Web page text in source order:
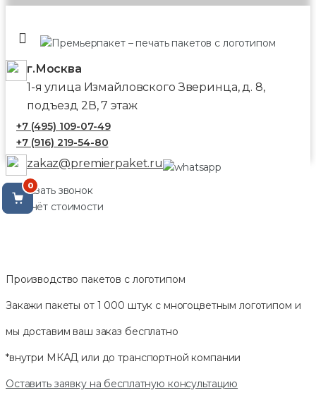
г.Москва
1-я улица Измайловского Зверинца, д. 8,
подъезд 2В, 7 этаж
+7 (495) 109-07-49
+7 (916) 219-54-80
zakaz@premierpaket.ru
Заказать звонок
Расчёт стоимости
0
Производство пакетов с логотипом
Закажи пакеты от 1 000 штук с многоцветным логотипом и
мы доставим ваш заказ бесплатно
*внутри МКАД или до транспортной компании
Оставить заявку на бесплатную консультацию